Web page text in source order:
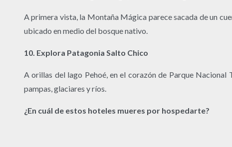
A primera vista, la Montaña Mágica parece sacada de un
ubicado en medio del bosque nativo.
10. Explora Patagonia Salto Chico
A orillas del lago Pehoé, en el corazón de Parque Nacional
pampas, glaciares y ríos.
¿En cuál de estos hoteles mueres por hospedarte?